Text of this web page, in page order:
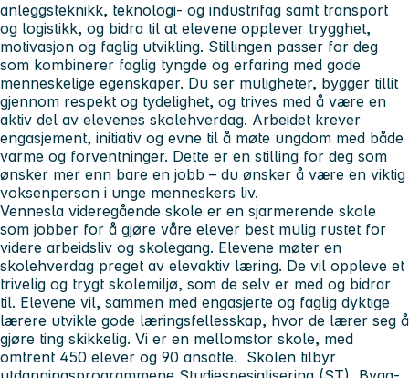
anleggsteknikk, teknologi- og industrifag samt transport
og logistikk, og bidra til at elevene opplever trygghet,
motivasjon og faglig utvikling. Stillingen passer for deg
som kombinerer faglig tyngde og erfaring med gode
menneskelige egenskaper. Du ser muligheter, bygger tillit
gjennom respekt og tydelighet, og trives med å være en
aktiv del av elevenes skolehverdag. Arbeidet krever
engasjement, initiativ og evne til å møte ungdom med både
varme og forventninger. Dette er en stilling for deg som
ønsker mer enn bare en jobb – du ønsker å være en viktig
voksenperson i unge menneskers liv.
Vennesla videregående skole er en sjarmerende skole
som jobber for å gjøre våre elever best mulig rustet for
videre arbeidsliv og skolegang. Elevene møter en
skolehverdag preget av elevaktiv læring. De vil oppleve et
trivelig og trygt skolemiljø, som de selv er med og bidrar
til. Elevene vil, sammen med engasjerte og faglig dyktige
lærere utvikle gode læringsfellesskap, hvor de lærer seg å
gjøre ting skikkelig. Vi er en mellomstor skole, med
omtrent 450 elever og 90 ansatte. Skolen tilbyr